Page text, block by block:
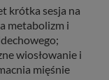
krótka sesja na
metabolizm i
wiosłowanie i
mięśnie